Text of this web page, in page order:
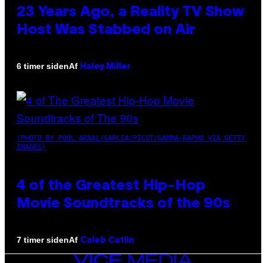
23 Years Ago, a Reality TV Show
Host Was Stabbed on Air
6 timer sidenAf Haley Miller
(PHOTO BY POOL ARNAL/GARCIA/PICOT/GAMMA-RAPHO VIA GETTY
IMAGES)
4 of the Greatest Hip-Hop
Movie Soundtracks of the 90s
7 timer sidenAf Caleb Catlin
VICE